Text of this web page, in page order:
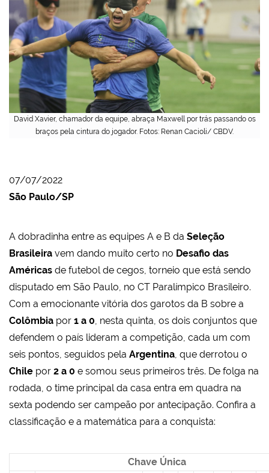
David Xavier, chamador da equipe, abraça Maxwell por trás passando os
braços pela cintura do jogador. Fotos: Renan Cacioli/ CBDV.
07/07/2022
São Paulo/SP
A dobradinha entre as equipes A e B da Seleção
Brasileira vem dando muito certo no Desafio das
Américas de futebol de cegos, torneio que está sendo
disputado em São Paulo, no CT Paralímpico Brasileiro.
Com a emocionante vitória dos garotos da B sobre a
Colômbia por 1 a 0, nesta quinta, os dois conjuntos que
defendem o país lideram a competição, cada um com
seis pontos, seguidos pela Argentina, que derrotou o
Chile por 2 a 0 e somou seus primeiros três. De folga na
rodada, o time principal da casa entra em quadra na
sexta podendo ser campeão por antecipação. Confira a
classificação e a matemática para a conquista:
Chave Única